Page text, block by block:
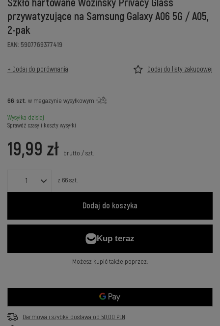
Szkło hartowane Wozinsky Privacy Glass
przywatyzujące na Samsung Galaxy A06 5G / A05,
2-pak
EAN: 5907769377419
+ Dodaj do porównania Dodaj do listy zakupowej
66 szt. w magazynie wysyłkowym
Wysyłka dzisiaj
Sprawdź czasy i koszty wysyłki
19,99 zł brutto /szt.
z 66szt.
Dodaj do koszyka
Możesz kupić także poprzez:
Darmowa i szybka dostawa od 50,00 PLN